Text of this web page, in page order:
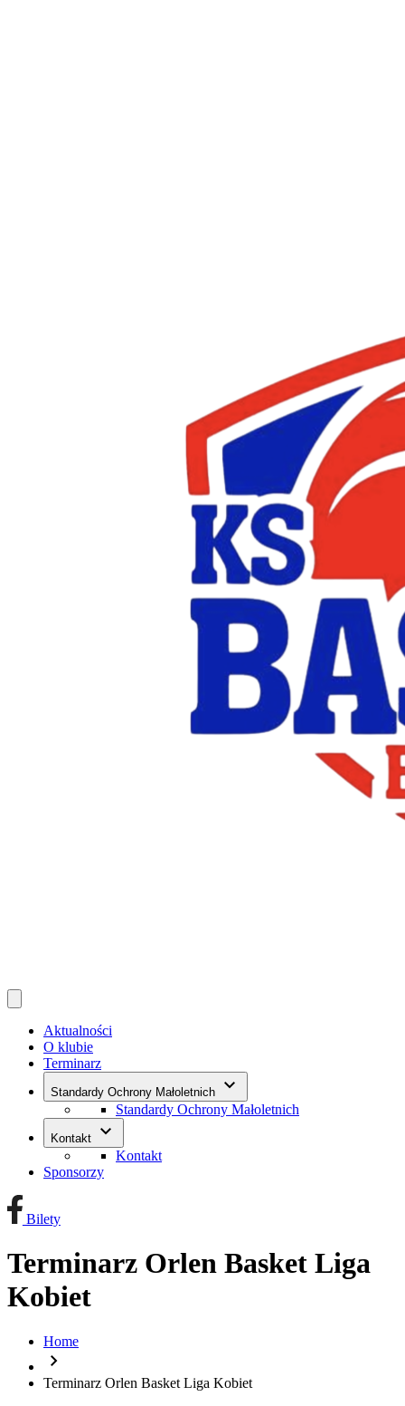
Aktualności
O klubie
Terminarz
Standardy Ochrony Małoletnich keyboard_arrow_down
Standardy Ochrony Małoletnich
Kontakt keyboard_arrow_down
Kontakt
Sponsorzy
Bilety
Terminarz Orlen Basket Liga
Kobiet
Home
chevron_right
Terminarz Orlen Basket Liga Kobiet